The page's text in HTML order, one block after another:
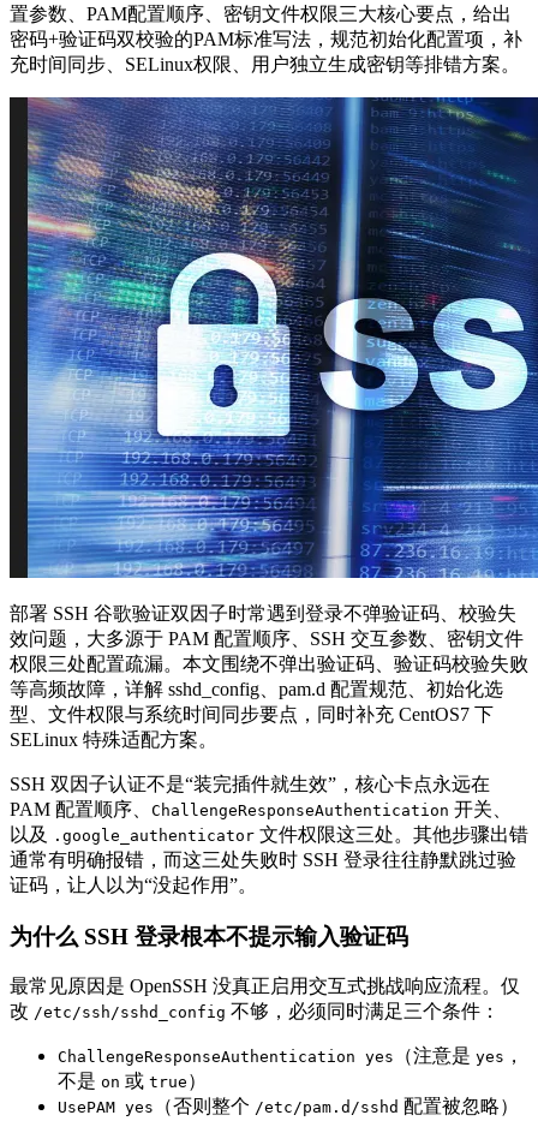
置参数、PAM配置顺序、密钥文件权限三大核心要点，给出
密码+验证码双校验的PAM标准写法，规范初始化配置项，补
充时间同步、SELinux权限、用户独立生成密钥等排错方案。
部署 SSH 谷歌验证双因子时常遇到登录不弹验证码、校验失
效问题，大多源于 PAM 配置顺序、SSH 交互参数、密钥文件
权限三处配置疏漏。本文围绕不弹出验证码、验证码校验失败
等高频故障，详解 sshd_config、pam.d 配置规范、初始化选
型、文件权限与系统时间同步要点，同时补充 CentOS7 下
SELinux 特殊适配方案。
SSH 双因子认证不是“装完插件就生效”，核心卡点永远在
PAM 配置顺序、 ChallengeResponseAuthentication 开关、
以及
.google_authenticator 文件权限这三处。其他步骤出错
通常有明确报错，而这三处失败时 SSH 登录往往静默跳过验
证码，让人以为“没起作用”。
为什么 SSH 登录根本不提示输入验证码
最常见原因是 OpenSSH 没真正启用交互式挑战响应流程。仅
改 /etc/ssh/sshd_config 不够，必须同时满足三个条件：
ChallengeResponseAuthentication yes （注意是 yes ，
不是 on 或 true ）
UsePAM yes （否则整个 /etc/pam.d/sshd 配置被忽略）